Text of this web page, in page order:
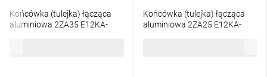
Końcówka (tulejka) łącząca
aluminiowa 2ZA35 E12KA-
Końcówka (tulejka) łącząca
aluminiowa 2ZA25 E12KA-